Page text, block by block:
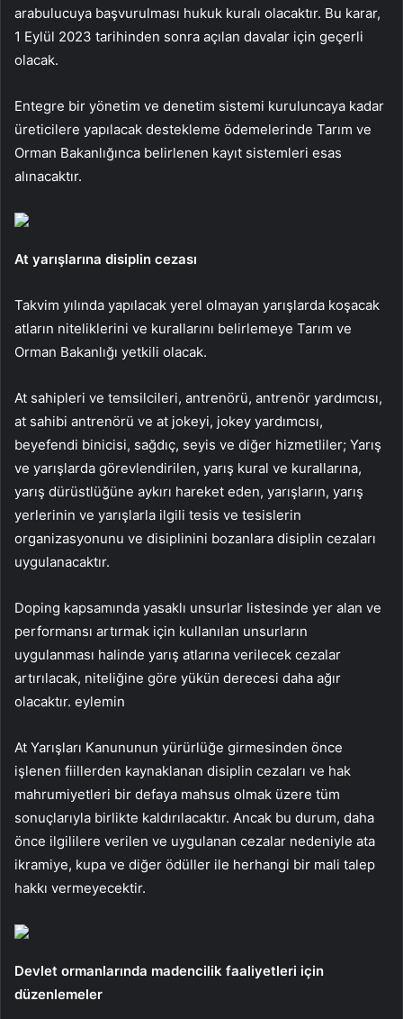
arabulucuya başvurulması hukuk kuralı olacaktır. Bu karar,
1 Eylül 2023 tarihinden sonra açılan davalar için geçerli
olacak.
Entegre bir yönetim ve denetim sistemi kuruluncaya kadar
üreticilere yapılacak destekleme ödemelerinde Tarım ve
Orman Bakanlığınca belirlenen kayıt sistemleri esas
alınacaktır.
At yarışlarına disiplin cezası
Takvim yılında yapılacak yerel olmayan yarışlarda koşacak
atların niteliklerini ve kurallarını belirlemeye Tarım ve
Orman Bakanlığı yetkili olacak.
At sahipleri ve temsilcileri, antrenörü, antrenör yardımcısı,
at sahibi antrenörü ve at jokeyi, jokey yardımcısı,
beyefendi binicisi, sağdıç, seyis ve diğer hizmetliler; Yarış
ve yarışlarda görevlendirilen, yarış kural ve kurallarına,
yarış dürüstlüğüne aykırı hareket eden, yarışların, yarış
yerlerinin ve yarışlarla ilgili tesis ve tesislerin
organizasyonunu ve disiplinini bozanlara disiplin cezaları
uygulanacaktır.
Doping kapsamında yasaklı unsurlar listesinde yer alan ve
performansı artırmak için kullanılan unsurların
uygulanması halinde yarış atlarına verilecek cezalar
artırılacak, niteliğine göre yükün derecesi daha ağır
olacaktır. eylemin
At Yarışları Kanununun yürürlüğe girmesinden önce
işlenen fiillerden kaynaklanan disiplin cezaları ve hak
mahrumiyetleri bir defaya mahsus olmak üzere tüm
sonuçlarıyla birlikte kaldırılacaktır. Ancak bu durum, daha
önce ilgililere verilen ve uygulanan cezalar nedeniyle ata
ikramiye, kupa ve diğer ödüller ile herhangi bir mali talep
hakkı vermeyecektir.
Devlet ormanlarında madencilik faaliyetleri için
düzenlemeler